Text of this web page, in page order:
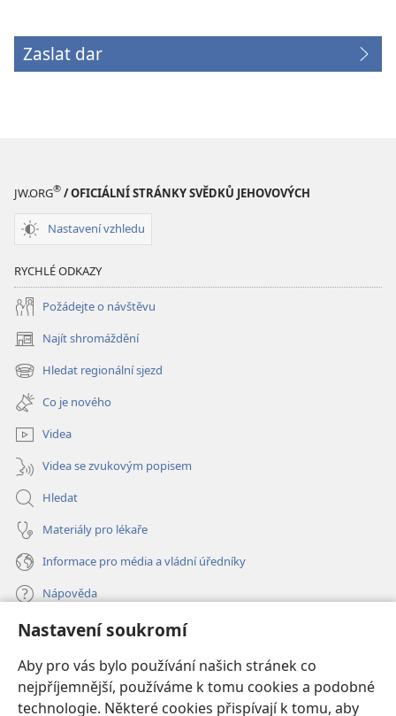
Nastavení soukromí
Aby pro vás bylo používání našich stránek co
nejpříjemnější, používáme k tomu cookies a podobné
technologie. Některé cookies přispívají k tomu, aby
Zaslat dar
JW.ORG® / OFICIÁLNÍ STRÁNKY SVĚDKŮ JEHOVOVÝCH
Nastavení vzhledu
RYCHLÉ ODKAZY
Požádejte o návštěvu
Najít shromáždění
(otevřeno
nové
okno)
Hledat regionální sjezd
(otevřeno
nové
okno)
Co je nového
Videa
Videa se zvukovým popisem
Hledat
Materiály pro lékaře
Informace pro média a vládní úředníky
Nápověda
Dary
nové
okno) ONLINE KNIHOVNA Strážné věže
(otevřeno
nové